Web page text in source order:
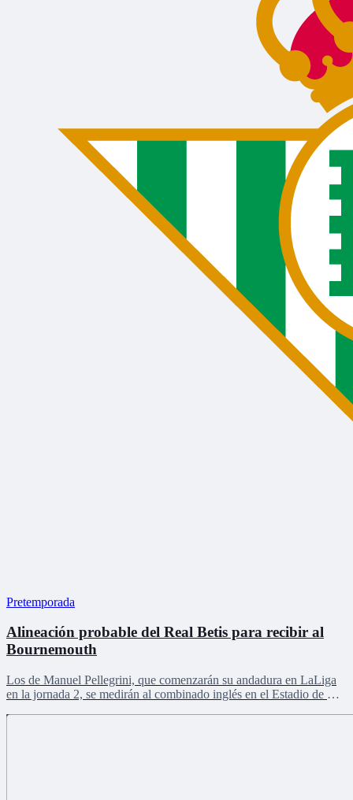
Pretemporada
Alineación probable del Real Betis para recibir al
Bournemouth
Los de Manuel Pellegrini, que comenzarán su andadura en LaLiga
en la jornada 2, se medirán al combinado inglés en el Estadio de La